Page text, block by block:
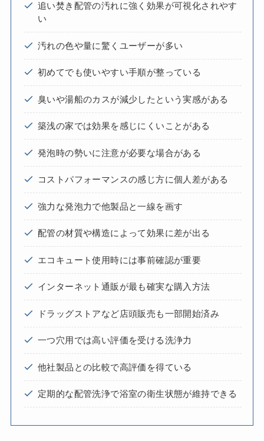
追い焚き配管の汚れに強く効果が可視化されやす
い
汚れの色や量に驚くユーザーが多い
初めてでも使いやすい手順が整っている
臭いや湯船のカスが減少したという実感がある
築浅の家では効果を感じにくいことがある
発泡時の勢いに注意が必要な場合がある
コストパフォーマンスの感じ方に個人差がある
強力な発泡力で他製品と一線を画す
配管の材質や構造によって効果に差が出る
エコキュート使用時には事前確認が重要
インターネット通販が最も確実な購入方法
ドラッグストアなど店頭販売も一部開始済み
一つ穴用では高い評価を受ける洗浄力
他社製品との比較で高評価を得ている
定期的な配管洗浄で浴室の衛生状態が維持できる